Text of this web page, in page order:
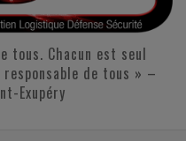
tous. Chacun est seul
de tous » –
Exupéry